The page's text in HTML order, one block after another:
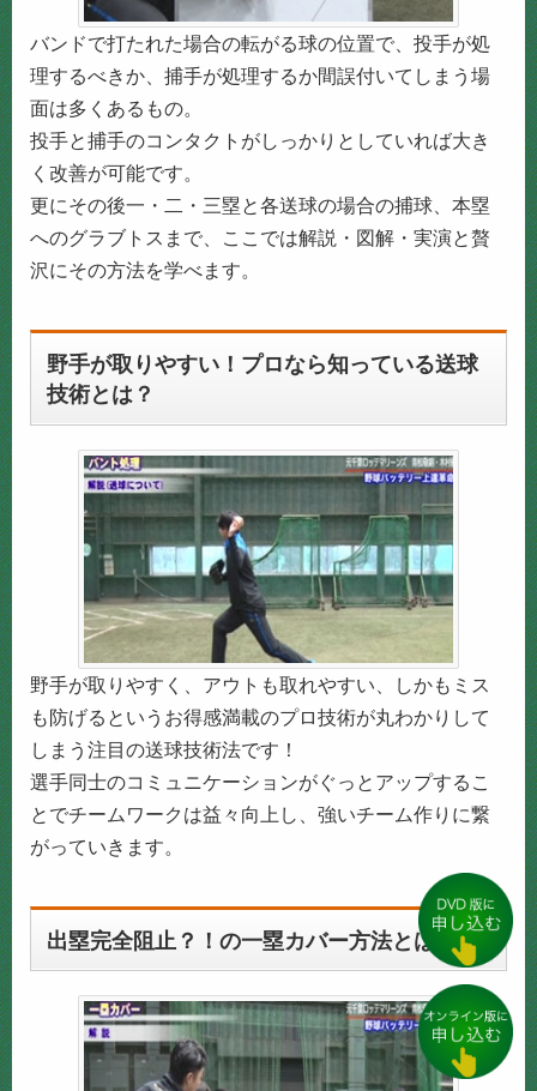
バンドで打たれた場合の転がる球の位置で、投手が処
理するべきか、捕手が処理するか間誤付いてしまう場
面は多くあるもの。
投手と捕手のコンタクトがしっかりとしていれば大き
く改善が可能です。
更にその後一・二・三塁と各送球の場合の捕球、本塁
へのグラブトスまで、ここでは解説・図解・実演と贅
沢にその方法を学べます。
野手が取りやすい！プロなら知っている送球
技術とは？
野手が取りやすく、アウトも取れやすい、しかもミス
も防げるというお得感満載のプロ技術が丸わかりして
しまう注目の送球技術法です！
選手同士のコミュニケーションがぐっとアップするこ
とでチームワークは益々向上し、強いチーム作りに繋
がっていきます。
出塁完全阻止？！の一塁カバー方法とは？